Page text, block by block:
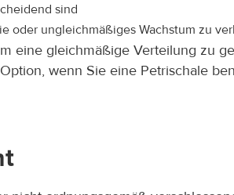
sind
oder ungleichmäßiges Wachstum zu
eine gleichmäßige Verteilung zu
wenn Sie eine Petrischale